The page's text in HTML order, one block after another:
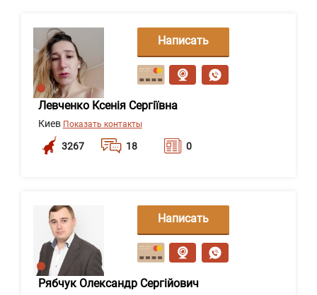
Левченко Ксенія Сергіївна
Киев Показать контакты
3267 18 0
Написать
сообщение
Рябчук Олександр Сергійович
Написать
сообщение